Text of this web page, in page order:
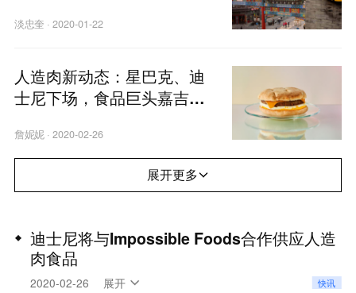
淡忠奎 ·2020-01-22
人造肉新动态：星巴克、迪
士尼下场，食品巨头嘉吉也
詹妮妮 ·2020-02-26
展开更多
迪士尼将与Impossible Foods合作供应人造
肉食品
迪士尼与美国人造肉产品制造商Impossible Foods
2020-02-26 展开 快讯